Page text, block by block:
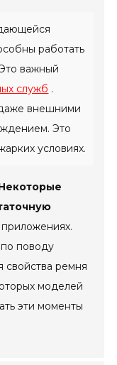
работать
важный
служб .
внешними
Это
условиях.
поводу
свойства ремня
моделей
эти моменты